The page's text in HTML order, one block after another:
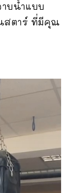
บน้ำแบบ
สตาร์ ที่มีคุณ